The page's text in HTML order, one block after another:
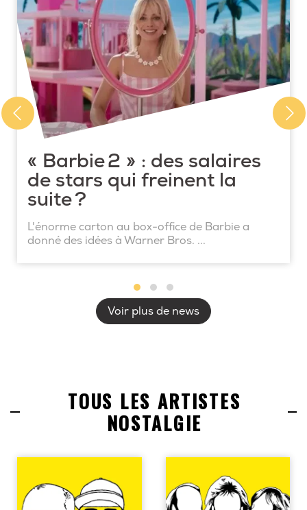
« Barbie 2 » : des salaires
de stars qui freinent la
suite ?
L'énorme carton au box-office de Barbie a
donné des idées à Warner Bros. ...
Voir plus de news
TOUS LES ARTISTES
NOSTALGIE